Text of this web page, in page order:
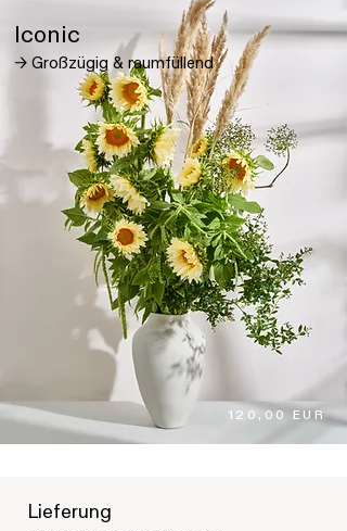
→ Großzügig & raumfüllend
Iconic
120,00 EUR
Lieferung